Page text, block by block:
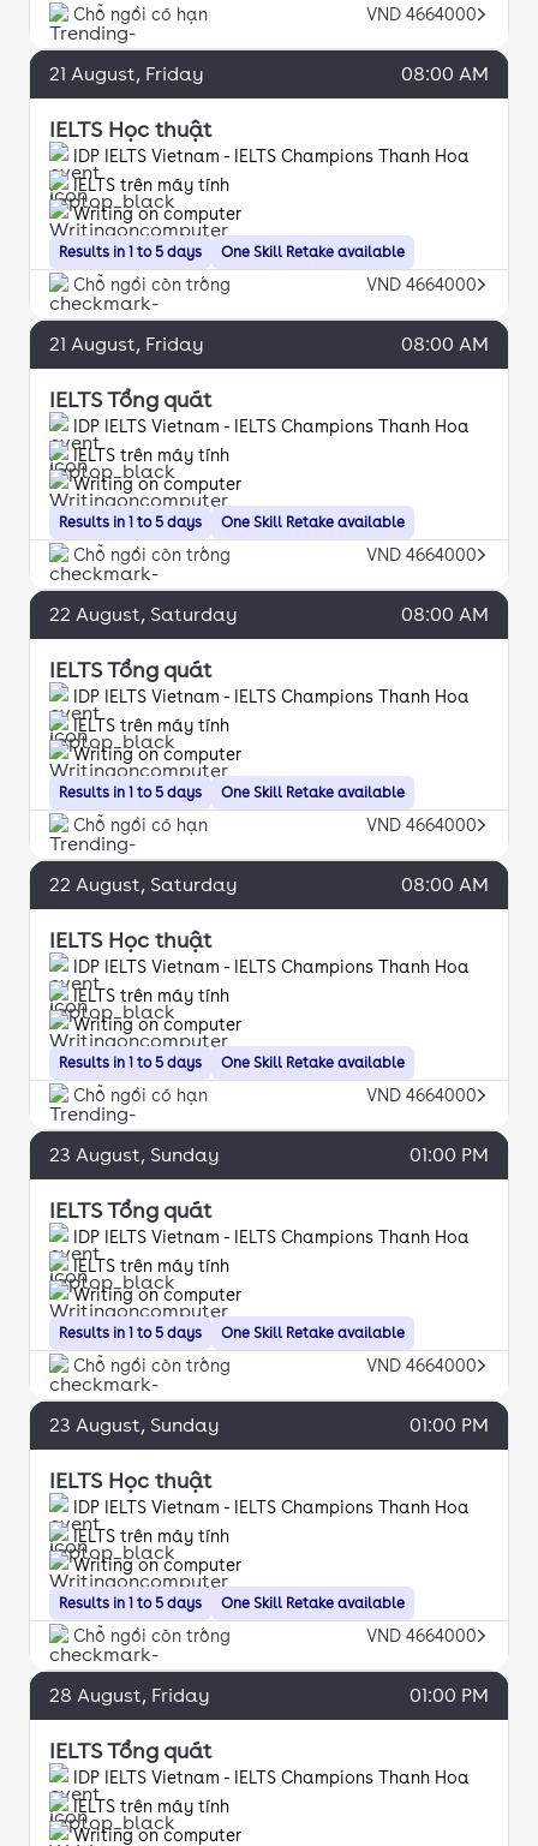
Chỗ ngồi có hạn VND 4664000
21 August, Friday 08:00 AM
IELTS Học thuật
IDP IELTS Vietnam - IELTS Champions Thanh Hoa
Results in 1 to 5 days
IELTS trên máy tính
Writing on computer
One Skill Retake available
Chỗ ngồi còn trống VND 4664000
21 August, Friday 08:00 AM
IELTS Tổng quát
IDP IELTS Vietnam - IELTS Champions Thanh Hoa
Results in 1 to 5 days
IELTS trên máy tính
Writing on computer
One Skill Retake available
Chỗ ngồi còn trống VND 4664000
22 August, Saturday 08:00 AM
IELTS Tổng quát
IDP IELTS Vietnam - IELTS Champions Thanh Hoa
Results in 1 to 5 days
IELTS trên máy tính
Writing on computer
One Skill Retake available
Chỗ ngồi có hạn VND 4664000
22 August, Saturday 08:00 AM
IELTS Học thuật
IDP IELTS Vietnam - IELTS Champions Thanh Hoa
Results in 1 to 5 days
IELTS trên máy tính
Writing on computer
One Skill Retake available
Chỗ ngồi có hạn VND 4664000
23 August, Sunday 01:00 PM
IELTS Tổng quát
IDP IELTS Vietnam - IELTS Champions Thanh Hoa
Results in 1 to 5 days
IELTS trên máy tính
Writing on computer
One Skill Retake available
Chỗ ngồi còn trống VND 4664000
23 August, Sunday 01:00 PM
IELTS Học thuật
IDP IELTS Vietnam - IELTS Champions Thanh Hoa
Results in 1 to 5 days
IELTS trên máy tính
Writing on computer
One Skill Retake available
Chỗ ngồi còn trống VND 4664000
28 August, Friday 01:00 PM
IELTS Tổng quát
IDP IELTS Vietnam - IELTS Champions Thanh Hoa
IELTS trên máy tính
Writing on computer